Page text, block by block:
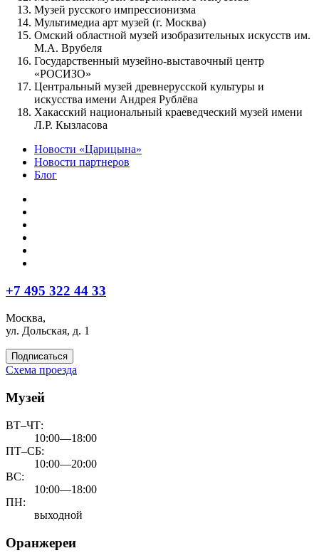
Музей русского импрессионизма
Мультимедиа арт музей (г. Москва)
Омский областной музей изобразительных искусств им.
М.А. Врубеля
Государственный музейно-выставочный центр
«РОСИЗО»
Центральный музей древнерусской культуры и
искусства имени Андрея Рублёва
Хакасский национальный краеведческий музей имени
Л.Р. Кызласова
Новости «Царицына»
Новости партнеров
Блог
+7 495 322 44 33
Москва,
ул. Дольская, д. 1
Подписаться
Схема проезда
Музей
ВТ–ЧТ:
10:00—18:00
ПТ–СБ:
10:00—20:00
ВС:
10:00—18:00
ПН:
выходной
Оранжереи